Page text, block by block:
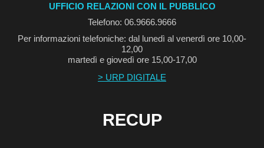
UFFICIO RELAZIONI CON IL PUBBLICO
Telefono: 06.9666.9666
Per informazioni telefoniche: dal lunedì al venerdì ore 10,00-
12,00
martedì e giovedì ore 15,00-17,00
> URP DIGITALE
RECUP